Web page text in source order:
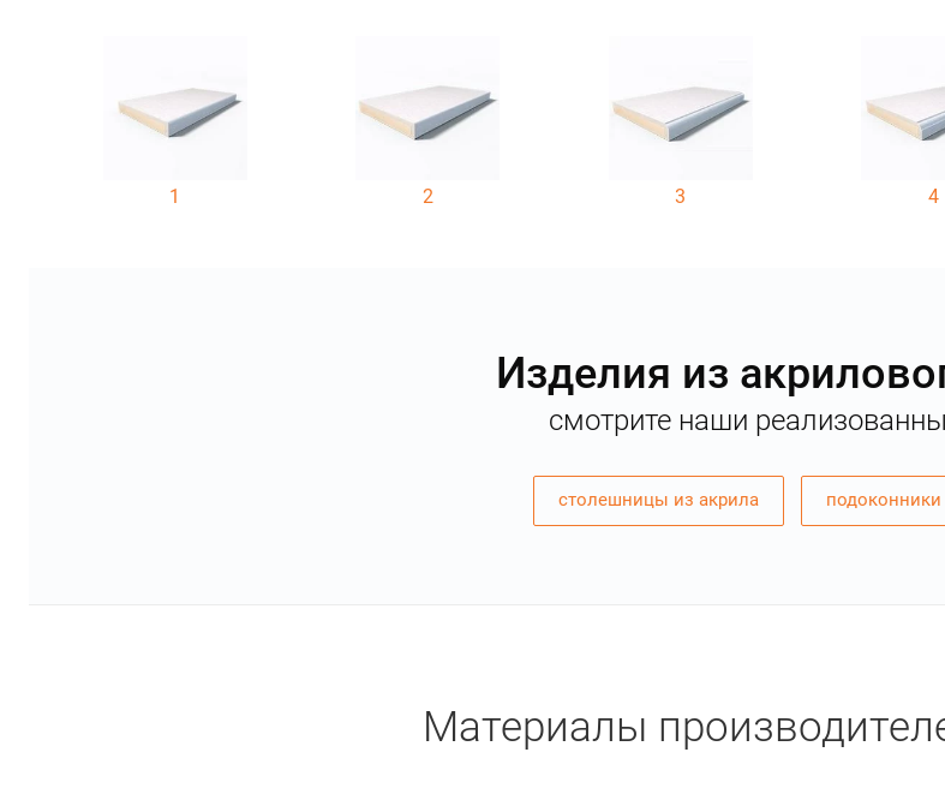
1 2 3 4
Изделия из
смотрите наши
столешницы из акрила
Материалы